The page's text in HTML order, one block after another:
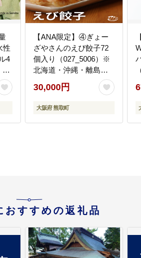
性
4
【ANA限定】④ぎょー
ざやさんのえび餃子72
個入り（027_5006）※
北海道・沖縄・離島へ
の配送不可
30,000円
大阪府 熊取町
おすすめの返礼品